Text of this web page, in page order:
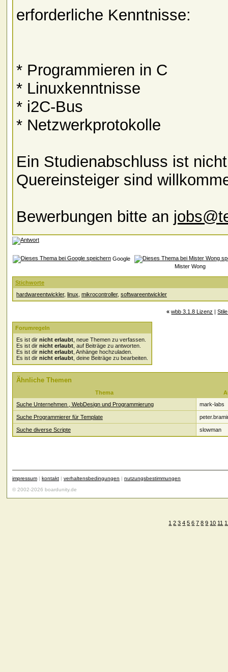
erforderliche Kenntnisse:
* Programmieren in C
* Linuxkenntnisse
* i2C-Bus
* Netzwerkprotokolle
Ein Studienabschluss ist
Quereinsteiger sind
Bewerbungen bitte an
Google
Mister Wong
Stichworte
hardwareentwickler, linux mikrocontroller, softwareentwickler
« wbb 3.1.8 Lizenz |
Forumregeln
Es ist dir nicht erlaubt , neue Themen zu verfassen.
Es ist dir nicht erlaubt , auf Beiträge zu antworten.
Es ist dir nicht erlaubt , Anhänge hochzuladen.
Es ist dir nicht erlaubt , deine Beiträge zu bearbeiten.
Ähnliche Themen
Thema
Suche Unternehmen , WebDesign und Programmierung
mark-labs
Suche Programmierer für Template
Suche diverse Scripte slowman
impressum | kontakt | verhaltensbedingungen | nutzungsbestimmungen
© 2002-2026 boardunity.de
1 2 3 4 5 6 7 8 9 10 11